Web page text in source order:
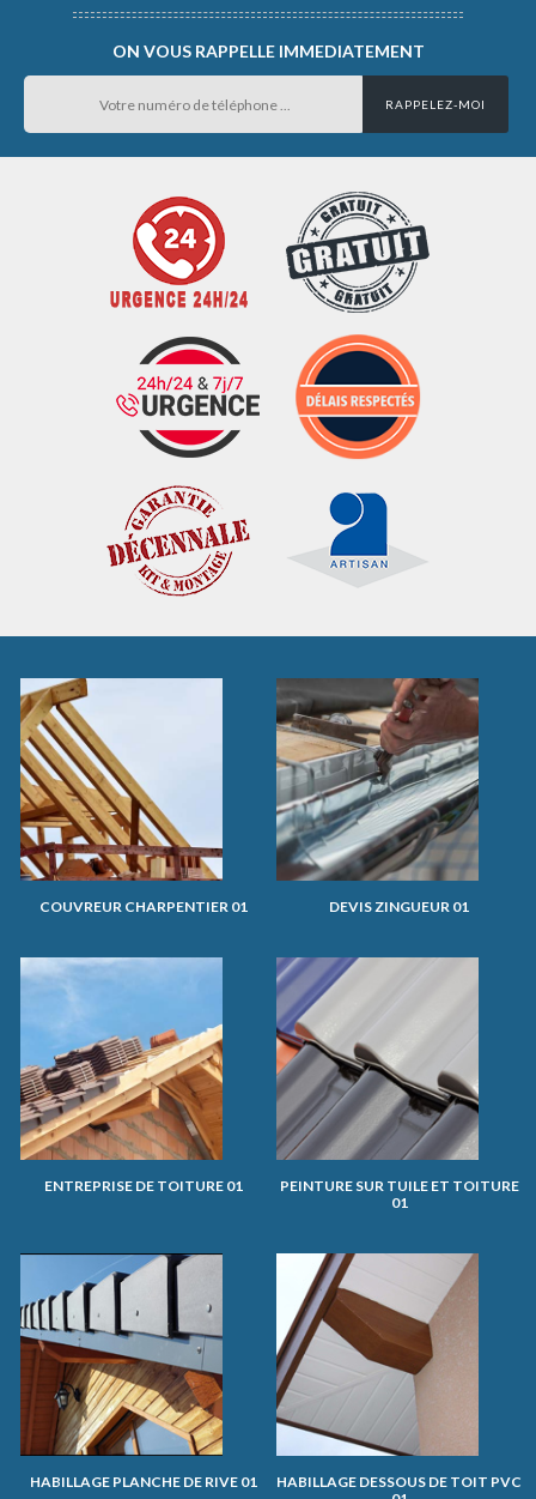
ON VOUS RAPPELLE IMMEDIATEMENT
COUVREUR CHARPENTIER 01 DEVIS ZINGUEUR 01
ENTREPRISE DE TOITURE 01
PEINTURE SUR TUILE ET TOITURE
01
HABILLAGE PLANCHE DE RIVE 01
HABILLAGE DESSOUS DE TOIT PVC